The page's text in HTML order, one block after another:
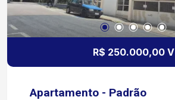
R$ 250.000,00 V
Apartamento - Padrão